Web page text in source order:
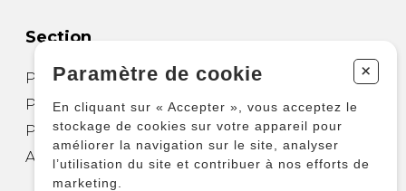
Section
Partitions pour guitare
Partitions pour autres instruments
Partitions pour ensembles
Autres produits
Paramètre de cookie +
En cliquant sur « Accepter », vous acceptez le
stockage de cookies sur votre appareil pour
améliorer la navigation sur le site, analyser
l’utilisation du site et contribuer à nos efforts de
marketing.